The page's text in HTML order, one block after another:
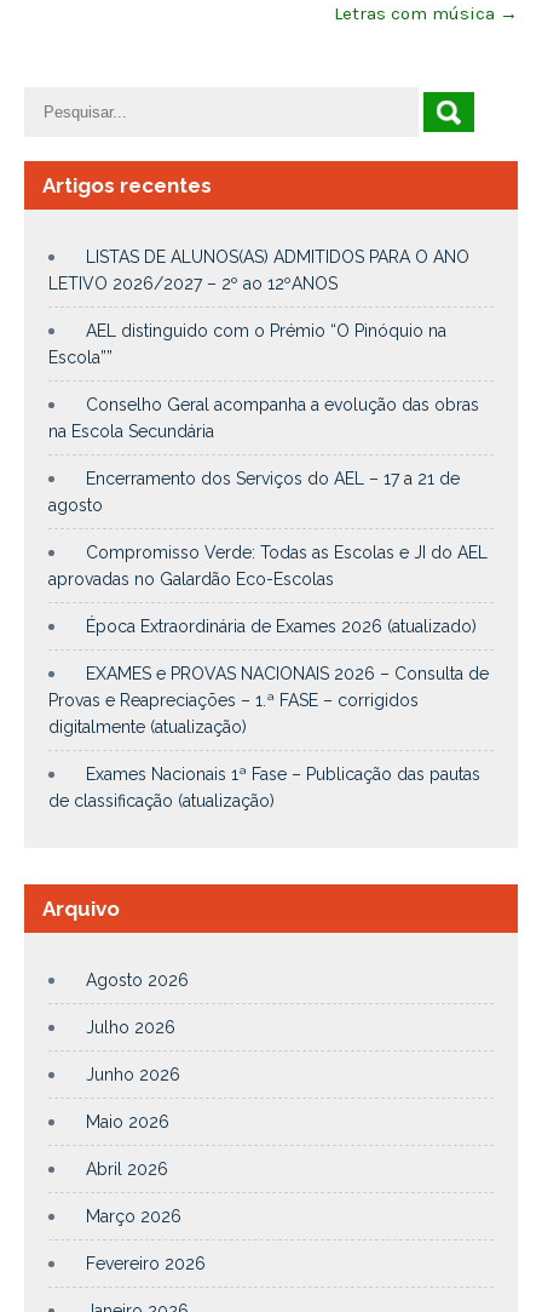
Letras com música →
Artigos recentes
LISTAS DE ALUNOS(AS) ADMITIDOS PARA O ANO
LETIVO 2026/2027 – 2º ao 12ºANOS
AEL distinguido com o Prémio “O Pinóquio na
Escola””
Conselho Geral acompanha a evolução das obras
na Escola Secundária
Encerramento dos Serviços do AEL – 17 a 21 de
agosto
Compromisso Verde: Todas as Escolas e JI do AEL
aprovadas no Galardão Eco-Escolas
Época Extraordinária de Exames 2026 (atualizado)
EXAMES e PROVAS NACIONAIS 2026 – Consulta de
Provas e Reapreciações – 1.ª FASE – corrigidos
digitalmente (atualização)
Exames Nacionais 1ª Fase – Publicação das pautas
de classificação (atualização)
Arquivo
Agosto 2026
Julho 2026
Junho 2026
Maio 2026
Abril 2026
Março 2026
Fevereiro 2026